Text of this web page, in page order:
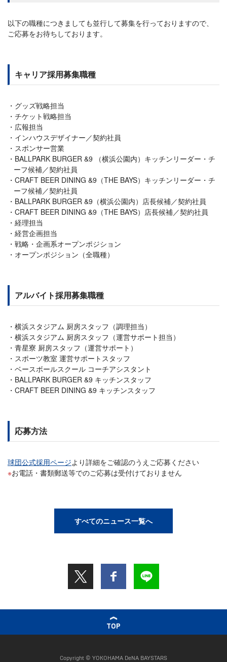
以下の職種につきましても並行して募集を行っておりますので、
ご応募をお待ちしております。
キャリア採用募集職種
グッズ戦略担当
チケット戦略担当
広報担当
インハウスデザイナー／契約社員
スポンサー営業
BALLPARK BURGER &9 （横浜公園内）キッチンリーダー・チ
ーフ候補／契約社員
CRAFT BEER DINING &9（THE BAYS）キッチンリーダー・チ
ーフ候補／契約社員
BALLPARK BURGER &9（横浜公園内）店長候補／契約社員
CRAFT BEER DINING &9（THE BAYS）店長候補／契約社員
経理担当
経営企画担当
戦略・企画系オープンポジション
オープンポジション（全職種）
アルバイト採用募集職種
横浜スタジアム 厨房スタッフ（調理担当）
横浜スタジアム 厨房スタッフ（運営サポート担当）
青星寮 厨房スタッフ（運営サポート）
スポーツ教室 運営サポートスタッフ
ベースボールスクール コーチアシスタント
BALLPARK BURGER &9 キッチンスタッフ
CRAFT BEER DINING &9 キッチンスタッフ
応募方法
球団公式採用ページより詳細をご確認のうえご応募ください
お電話・書類郵送等でのご応募は受付けておりません
すべてのニュース一覧へ
TOP
Copyright © YOKOHAMA DeNA BAYSTARS